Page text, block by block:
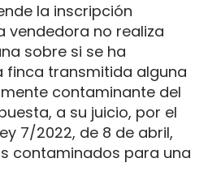
la inscripción
vendedora no realiza
sobre si se ha
finca transmitida alguna
contaminante del
a su juicio, por el
7/2022, de 8 de abril,
contaminados para una